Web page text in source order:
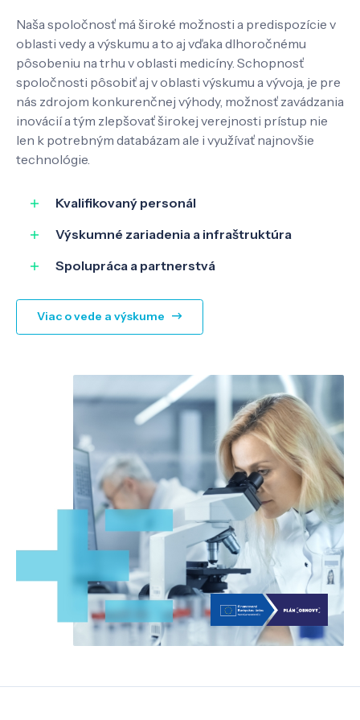
Pôsobenie
Know-how
O nás
Kontakt
Naša spoločnosť má široké možnosti a predispozície v
oblasti vedy a výskumu a to aj vďaka dlhoročnému
pôsobeniu na trhu v oblasti medicíny. Schopnosť
spoločnosti pôsobiť aj v oblasti výskumu a vývoja, je pre
nás zdrojom konkurenčnej výhody, možnosť zavádzania
inovácií a tým zlepšovať širokej verejnosti prístup nie
len k potrebným databázam ale i využívať najnovšie
technológie.
Kvalifikovaný personál
Výskumné zariadenia a infraštruktúra
Spolupráca a partnerstvá
Viac o vede a výskume